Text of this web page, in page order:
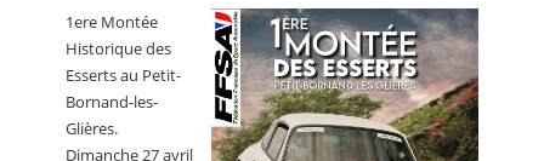
1ere Montée
Historique des
Esserts au Petit-
Bornand-les-
Glières.
Dimanche 27 avril